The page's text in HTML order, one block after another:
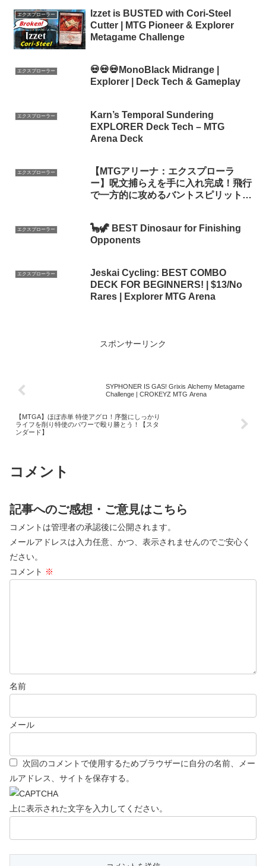
エクスプローラー
Izzet is BUSTED with Cori-Steel
Cutter | MTG Pioneer & Explorer
Metagame Challenge
エクスプローラー
💀💀💀MonoBlack Midrange |
Explorer | Deck Tech & Gameplay
エクスプローラー
Karn’s Temporal Sundering
EXPLORER Deck Tech – MTG
Arena Deck
エクスプローラー
【MTGアリーナ：エクスプローラ
ー】呪文捕らえを手に入れ完成！飛行
で一方的に攻めるバントスピリット！
エクスプローラー
🦕🦖 BEST Dinosaur for Finishing
Opponents
エクスプローラー
Jeskai Cycling: BEST COMBO
DECK FOR BEGINNERS! | $13/No
Rares | Explorer MTG Arena
スポンサーリンク
SYPHONER IS GAS! Grixis Alchemy Metagame
Challenge | CROKEYZ MTG Arena
【MTGA】ほぼ赤単 特使アグロ！序盤にしっかり
ライフを削り特使のパワーで殴り勝とう！【スタ
ンダード】
コメント
記事へのご感想・ご意見はこちら
コメントは管理者の承認後に公開されます。
メールアドレスは入力任意、かつ、表示されませんのでご安心く
ださい。
コメント ※
名前
メール
次回のコメントで使用するためブラウザーに自分の名前、メー
ルアドレス、サイトを保存する。
上に表示された文字を入力してください。